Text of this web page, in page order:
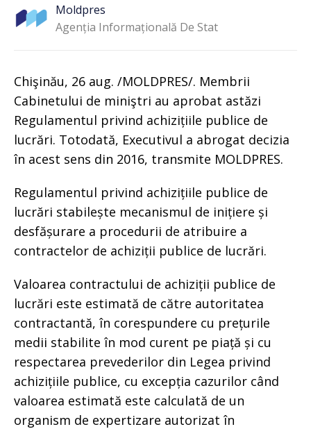
Moldpres
Agenția Informațională De Stat
Chişinău, 26 aug. /MOLDPRES/. Membrii
Cabinetului de miniştri au aprobat astăzi
Regulamentul privind achizițiile publice de
lucrări. Totodată, Executivul a abrogat decizia
în acest sens din 2016, transmite MOLDPRES.
Regulamentul privind achizițiile publice de
lucrări stabilește mecanismul de inițiere și
desfășurare a procedurii de atribuire a
contractelor de achiziții publice de lucrări.
Valoarea contractului de achiziții publice de
lucrări este estimată de către autoritatea
contractantă, în corespundere cu prețurile
medii stabilite în mod curent pe piață și cu
respectarea prevederilor din Legea privind
achizițiile publice, cu excepția cazurilor când
valoarea estimată este calculată de un
organism de expertizare autorizat în